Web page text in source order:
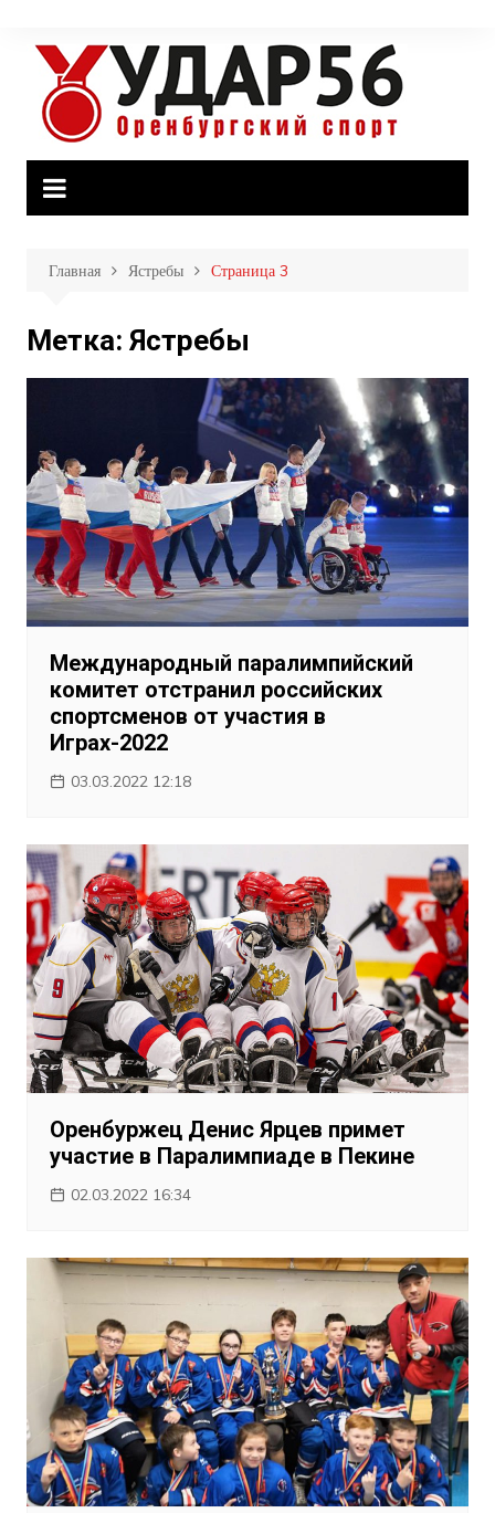
содержимому
Главная Ястребы Страница 3
Метка: Ястребы
Международный паралимпийский
комитет отстранил российских
спортсменов от участия в
Играх-2022
03.03.2022 12:18
Оренбуржец Денис Ярцев примет
участие в Паралимпиаде в Пекине
02.03.2022 16:34